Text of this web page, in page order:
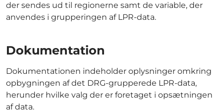
der sendes ud til regionerne samt de variable, der
anvendes i grupperingen af LPR-data.
Dokumentation
Dokumentationen indeholder oplysninger omkring
opbygningen af det DRG-grupperede LPR-data,
herunder hvilke valg der er foretaget i opsætningen
af data.